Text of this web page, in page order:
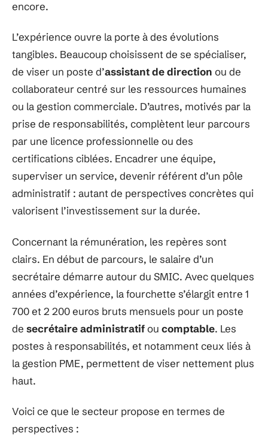
encore.
L’expérience ouvre la porte à des évolutions
tangibles. Beaucoup choisissent de se spécialiser,
de viser un poste d’assistant de direction ou de
collaborateur centré sur les ressources humaines
ou la gestion commerciale. D’autres, motivés par la
prise de responsabilités, complètent leur parcours
par une licence professionnelle ou des
certifications ciblées. Encadrer une équipe,
superviser un service, devenir référent d’un pôle
administratif : autant de perspectives concrètes qui
valorisent l’investissement sur la durée.
Concernant la rémunération, les repères sont
clairs. En début de parcours, le salaire d’un
secrétaire démarre autour du SMIC. Avec quelques
années d’expérience, la fourchette s’élargit entre 1
700 et 2 200 euros bruts mensuels pour un poste
de secrétaire administratifou comptable. Les
postes à responsabilités, et notamment ceux liés à
la gestion PME, permettent de viser nettement plus
haut.
Voici ce que le secteur propose en termes de
perspectives :